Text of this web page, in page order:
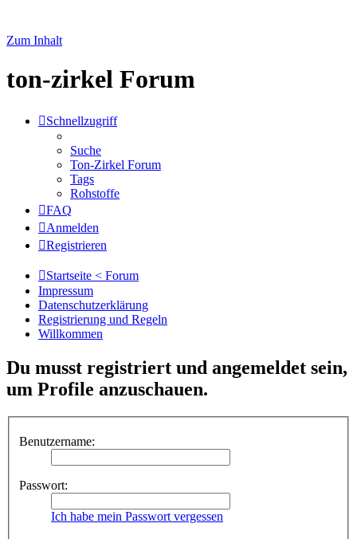
Zum Inhalt
ton-zirkel Forum
Schnellzugriff
Suche
Ton-Zirkel Forum
Tags
Rohstoffe
FAQ
Anmelden
Registrieren
Startseite < Forum
Impressum
Datenschutzerklärung
Registrierung und Regeln
Willkommen
Du musst registriert und angemeldet sein,
um Profile anzuschauen.
Benutzername:
Passwort:
Ich habe mein Passwort vergessen